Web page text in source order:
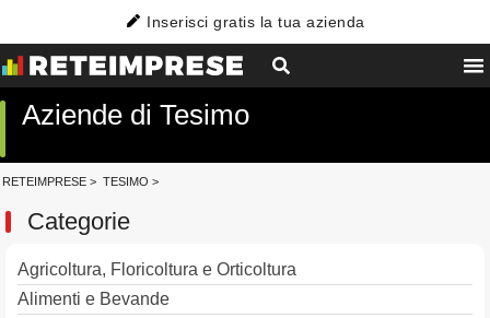
Inserisci gratis la tua azienda
Aziende di Tesimo
RETEIMPRESE > TESIMO >
Categorie
Agricoltura, Floricoltura e Orticoltura
Alimenti e Bevande